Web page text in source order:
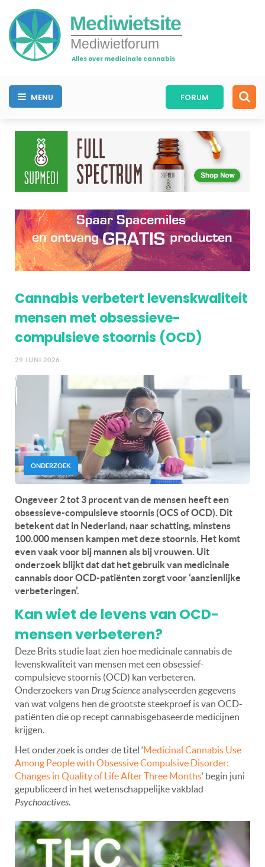
Mediwietsite
Mediwietforum
Alles over medicinale cannabis
MENU FORUM
Cannabis verbetert levenskwaliteit
mensen met obsessieve-
compulsieve stoornis (OCD)
29 JUNI 2026
ONDERZOEK
Ongeveer 2 tot 3 procent van de mensen heeft een
obsessieve-compulsieve stoornis (OCS of OCD). Dit
betekent dat in Nederland, naar schatting, minstens
100.000 mensen kampen met deze stoornis. Het komt
even vaak voor bij mannen als bij vrouwen. Uit
onderzoek blijkt dat dat het gebruik van medicinale
cannabis door OCD-patiënten zorgt voor ‘aanzienlijke
verbeteringen’.
Kan wiet de levens van OCD-
mensen verbeteren?
Deze Brits studie laat zien hoe medicinale cannabis de
levenskwaliteit van mensen met een obsessief-
compulsieve stoornis (OCD) kan verbeteren.
Onderzoekers van Drug Scienceanalyseerden gegevens
van wat volgens hen de grootste steekproef is van OCD-
patiënten die op recept cannabisgebaseerde medicijnen
krijgen.
Het onderzoek is onder de titel ‘Medicinal Cannabis Use
Among People with Obsessive Compulsive Disorder:
Changes in Quality of Life After Three Months‘ begin juni
gepubliceerd in het wetenschappelijke vakblad
Psychoactives.